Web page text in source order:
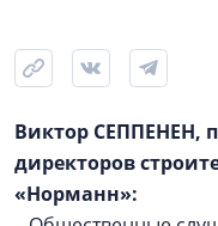
Виктор СЕППЕНЕН,
директоров
«Норманн»: